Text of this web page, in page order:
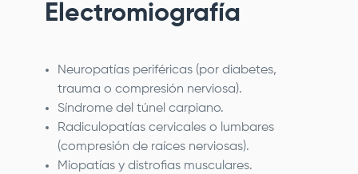
Electromiografía
Neuropatías periféricas (por diabetes,
trauma o compresión nerviosa).
Síndrome del túnel carpiano.
Radiculopatías cervicales o lumbares
(compresión de raíces nerviosas).
Miopatías y distrofias musculares.